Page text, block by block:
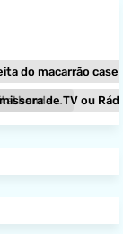
do macarrão caseiro
KU?
de TV ou Rádio